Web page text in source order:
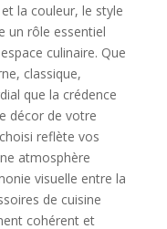
la couleur, le style
un rôle essentiel
culinaire. Que
classique,
que la crédence
décor de votre
reflète vos
atmosphère
visuelle entre la
de cuisine
cohérent et